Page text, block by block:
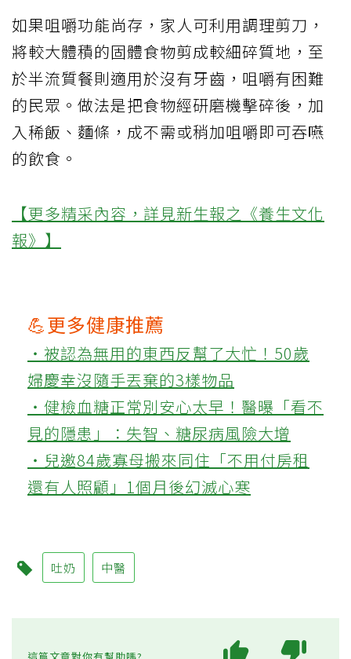
如果咀嚼功能尚存，家人可利用調理剪刀，
將較大體積的固體食物剪成較細碎質地，至
於半流質餐則適用於沒有牙齒，咀嚼有困難
的民眾。做法是把食物經研磨機擊碎後，加
入稀飯、麵條，成不需或稍加咀嚼即可吞嚥
的飲食。
【更多精采內容，詳見新生報之《養生文化
報》】
💪更多健康推薦
‧被認為無用的東西反幫了大忙！50歲
婦慶幸沒隨手丟棄的3樣物品
‧健檢血糖正常別安心太早！醫曝「看不
見的隱患」：失智、糖尿病風險大增
‧兒邀84歲寡母搬來同住「不用付房租
還有人照顧」1個月後幻滅心寒
吐奶 中醫